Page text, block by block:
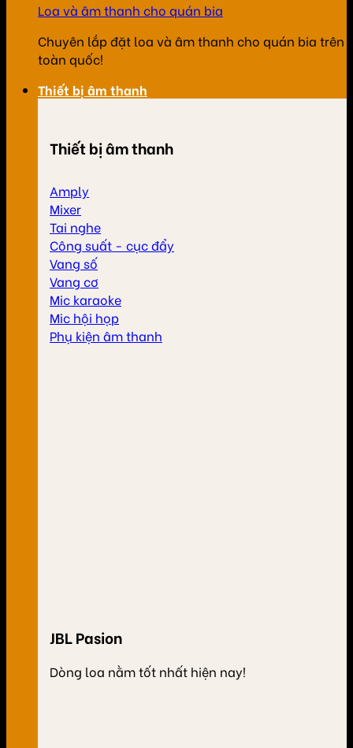
Loa và âm thanh cho quán bia
Chuyên lắp đặt loa và âm thanh cho quán bia trên
toàn quốc!
Thiết bị âm thanh
Thiết bị âm thanh
Amply
Mixer
Tai nghe
Công suất - cục đẩy
Vang số
Vang cơ
Mic karaoke
Mic hội họp
Phụ kiện âm thanh
JBL Pasion
Dòng loa nằm tốt nhất hiện nay!